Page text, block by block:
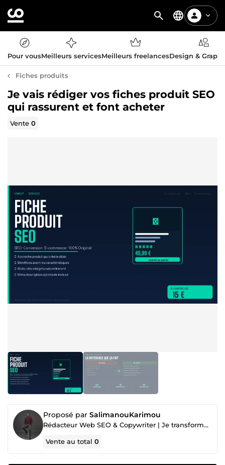
Pour vousMeilleurs servicesMeilleurs freelancesDesign &
Fiches produits
Je vais rédiger vos fiches produit SEO
qui rassurent et font acheter
Vente0
Proposé par SalimanouKarimou
Rédacteur Web SEO & Copywriter | Je transforme vos mots en résultats concrets
Vente au total0